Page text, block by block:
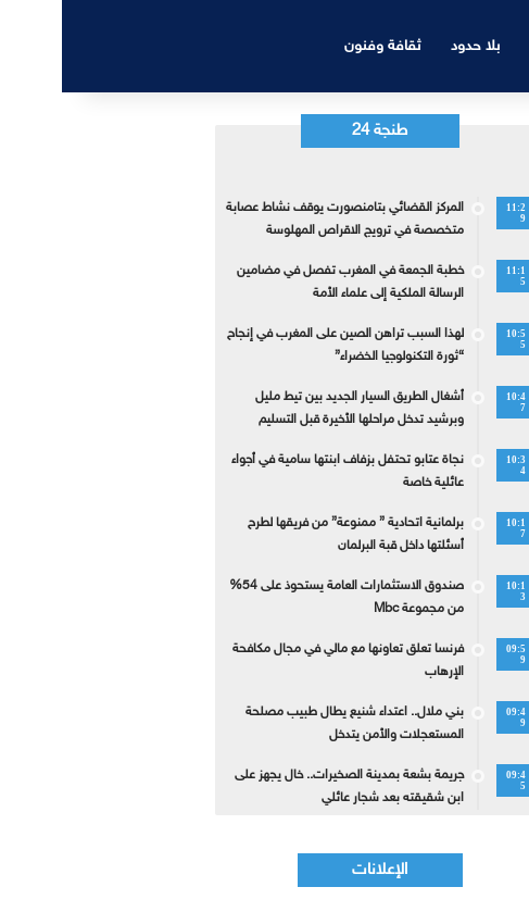
بلا حدود ثقافة وفنون
طنجة 24
11:2
9
المركز القضائي بتامنصورت يوقف نشاط عصابة
متخصصة في ترويج الاقراص المهلوسة
11:1
5
خطبة الجمعة في المغرب تفصل في مضامين
الرسالة الملكية إلى علماء الأمة
10:5
5
لهذا السبب تراهن الصين على المغرب في إنجاح
“ثورة التكنولوجيا الخضراء”
10:4
7
أشغال الطريق السيار الجديد بين تيط مليل
وبرشيد تدخل مراحلها الأخيرة قبل التسليم
10:3
4
نجاة عتابو تحتفل بزفاف ابنتها سامية في أجواء
عائلية خاصة
10:1
7
برلمانية اتحادية ” ممنوعة” من فريقها لطرح
أسئلتها داخل قبة البرلمان
10:1
3
صندوق الاستثمارات العامة يستحوذ على 54%
من مجموعة Mbc
09:5
9
فرنسا تعلق تعاونها مع مالي في مجال مكافحة
الإرهاب
09:4
9
بني ملال.. اعتداء شنيع يطال طبيب مصلحة
المستعجلات والأمن يتدخل
09:4
5
جريمة بشعة بمدينة الصخيرات.. خال يجهز على
ابن شقيقته بعد شجار عائلي
الإعلانات